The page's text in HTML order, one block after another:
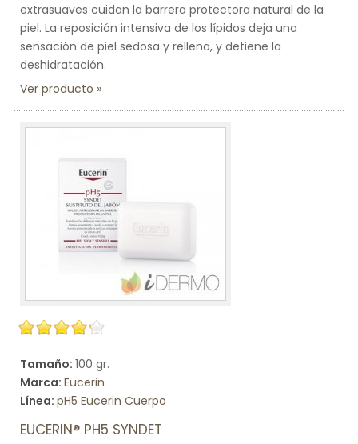
extrasuaves cuidan la barrera protectora natural de la
piel. La reposición intensiva de los lípidos deja una
sensación de piel sedosa y rellena, y detiene la
deshidratación.
Ver producto
Tamaño: 100 gr.
Marca: Eucerin
Línea: pH5 Eucerin Cuerpo
EUCERIN® PH5 SYNDET